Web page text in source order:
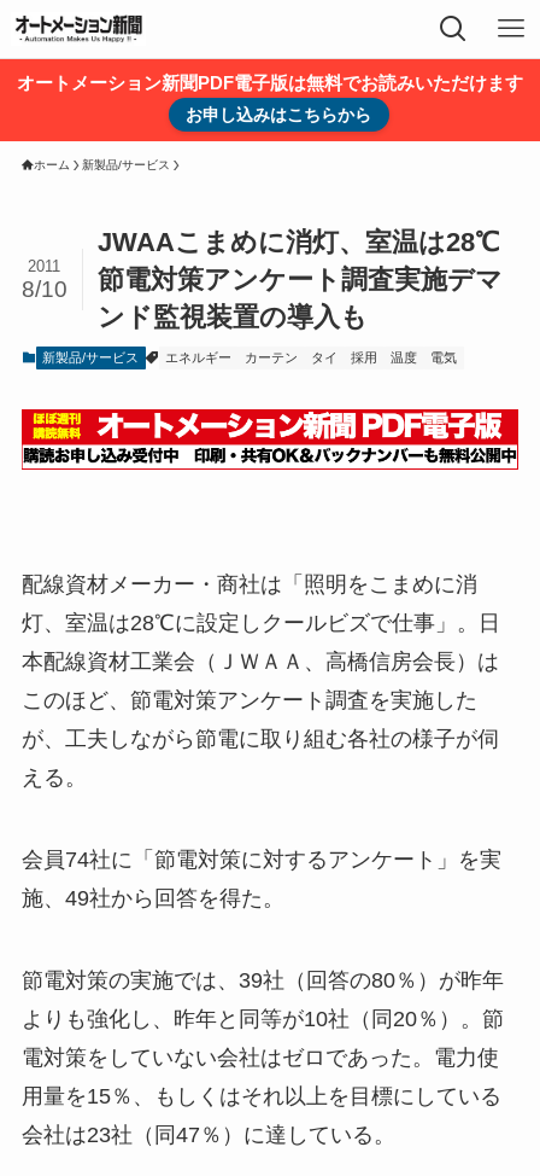
オートメーション新聞PDF電子版は無料でお読みいただけます
お申し込みはこちらから
ホーム 新製品/サービス
JWAAこまめに消灯、室温は28℃
節電対策アンケート調査実施デマ
ンド監視装置の導入も
2011
8/10
新製品/サービス エネルギー カーテン タイ 採用 温度 電気
配線資材メーカー・商社は「照明をこまめに消
灯、室温は28℃に設定しクールビズで仕事」。日
本配線資材工業会（ＪＷＡＡ、高橋信房会長）は
このほど、節電対策アンケート調査を実施した
が、工夫しながら節電に取り組む各社の様子が伺
える。
会員74社に「節電対策に対するアンケート」を実
施、49社から回答を得た。
節電対策の実施では、39社（回答の80％）が昨年
よりも強化し、昨年と同等が10社（同20％）。節
電対策をしていない会社はゼロであった。電力使
用量を15％、もしくはそれ以上を目標にしている
会社は23社（同47％）に達している。